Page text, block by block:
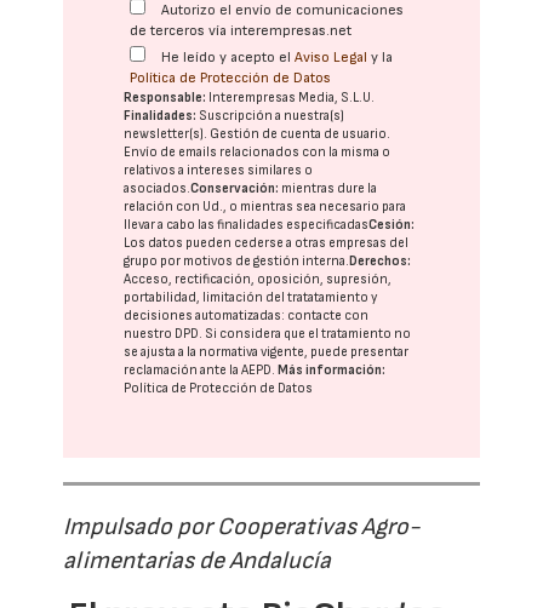
Autorizo el envío de comunicaciones
de terceros vía interempresas.net
He leído y acepto elAviso Legal y la
Política de Protección de Datos
Responsable: Interempresas Media, S.L.U.
Finalidades: Suscripción a nuestra(s)
newsletter(s). Gestión de cuenta de usuario.
Envío de emails relacionados con la misma o
relativos a intereses similares o
asociados.Conservación: mientras dure la
relación con Ud., o mientras sea necesario para
llevar a cabo las finalidades especificadasCesión:
Los datos pueden cederse a otras empresas del
grupo por motivos de gestión interna. Derechos:
Acceso, rectificación, oposición, supresión,
portabilidad, limitación del tratatamiento y
decisiones automatizadas: contacte con
nuestro DPD. Si considera que el tratamiento no
se ajusta a la normativa vigente, puede presentar
reclamación ante laAEPD. Más información:
Política de Protección de Datos
Impulsado por Cooperativas Agro-
alimentarias de Andalucía